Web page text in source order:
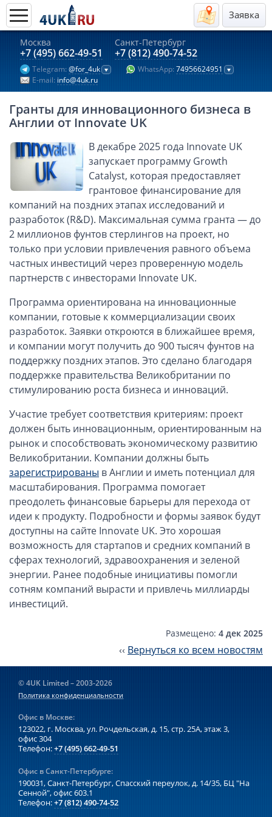
Заявка
Москва
+7 (495) 662-49-51
Санкт-Петербург
+7 (812) 490-74-52
Telegram: @for_4uk WhatsApp: 74956624951
E-mail: info@4uk.ru
Актуальные предложения 2026
Компании в Гонконге
Английские компании LTD
Киргизия (компания и счёт)
Компании в Китае
Kомпания в Канаде с лицензией MSB
Казахстан (компания и счёт)
Открытие счета в банках Казахстана
Платежная система Гонконга
Платежная система Великобритании
Платежная система Маврикия
Платежная система Казахстана
ОАЭ, Дубай (компания и счёт)
Оффшоры на Сейшелах
Турция (компания и счёт)
Счёт и карта в Турции для физлиц
Cчёт в Турции для компании
Гражданство Вануату
Гражданство Сьерра-Леоне
Европейские и резидентные компании
Английские партнерства LLP
Ирландские компании LTD
Ирландские партнерства LP
Компании в Сингапуре
Компании на Кипре
Канадские компании LTD
Канадские партнерства LP
Оффшоры на БВО (BVI)
Оффшоры в Панаме
Финансовая отчетность
Ликвидация зарубежных компаний
Открытие счёта
Гранты для инновационного бизнеса в
Англии от Innovate UK
В декабре 2025 года Innovate UK
запускает программу Growth
Catalyst, которая предоставляет
грантовое финансирование для
компаний на поздних этапах исследований и
разработок (R&D). Максимальная сумма гранта — до
2 миллионов фунтов стерлингов на проект, но
только при условии привлечения равного объема
частных инвестиций через проверенную модель
партнерств с инвесторами Innovate UK.
Программа ориентирована на инновационные
компании, готовые к коммерциализации своих
разработок. Заявки откроются в ближайшее время,
и компании могут получить до 900 тысяч фунтов на
поддержку поздних этапов. Это сделано благодаря
поддержке правительства Великобритании по
стимулированию роста бизнеса и инноваций.
Участие требует соответствия критериям: проект
должен быть инновационным, ориентированным на
рынок и способствовать экономическому развитию
Великобритании. Компании должны быть
зарегистрированы в Англии и иметь потенциал для
масштабирования. Программа помогает
преодолеть финансовые барьеры для перехода от
идеи к продукту. Подробности и формы заявок будут
доступны на сайте Innovate UK. Это хорошая
возможность для стартапов и средних компаний в
сферах технологий, здравоохранения и зеленой
энергии. Ранее подобные инициативы помогли
сотням компаний вырасти и привлечь миллиарды
инвестиций.
Размещено: 4 дек 2025
‹‹ Вернуться ко всем новостям
© 4UK Limited – 2003-2026
Политика конфиденциальности
Офис в Москве:
123022, г. Москва, ул. Рочдельская, д. 15, стр. 25А,этаж 3,
офис 304
Телефон:+7 (495) 662-49-51
Офис в Санкт-Петербурге:
190031, Санкт-Петербург, Спасский переулок, д. 14/35, БЦ "На
Сенной", офис 603.1
Телефон:+7 (812) 490-74-52